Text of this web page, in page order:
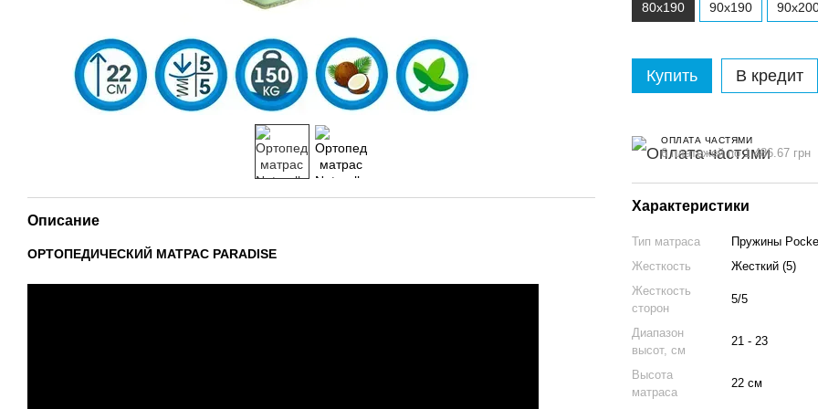
Описание
ОРТОПЕДИЧЕСКИЙ МАТРАС PARADISE
80x190 90x190
Купить В кредит
ОПЛАТА ЧАСТЯМИ
6 платежей по 1 486.67 грн
Характеристики
Тип матраса
Пружины
Жесткость
Жесткий (5)
Жесткость
сторон
5/5
Диапазон
высот, см
21 - 23
Высота
матраса
22 см